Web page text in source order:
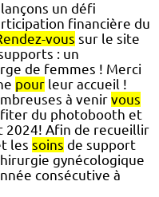
lançons un défi
financière du
vous sur le site
: un
de femmes ! Merci
pour leur accueil !
à venir vous
du photobooth et
2024! Afin de recueillir
les soins de support
gynécologique
consécutive à